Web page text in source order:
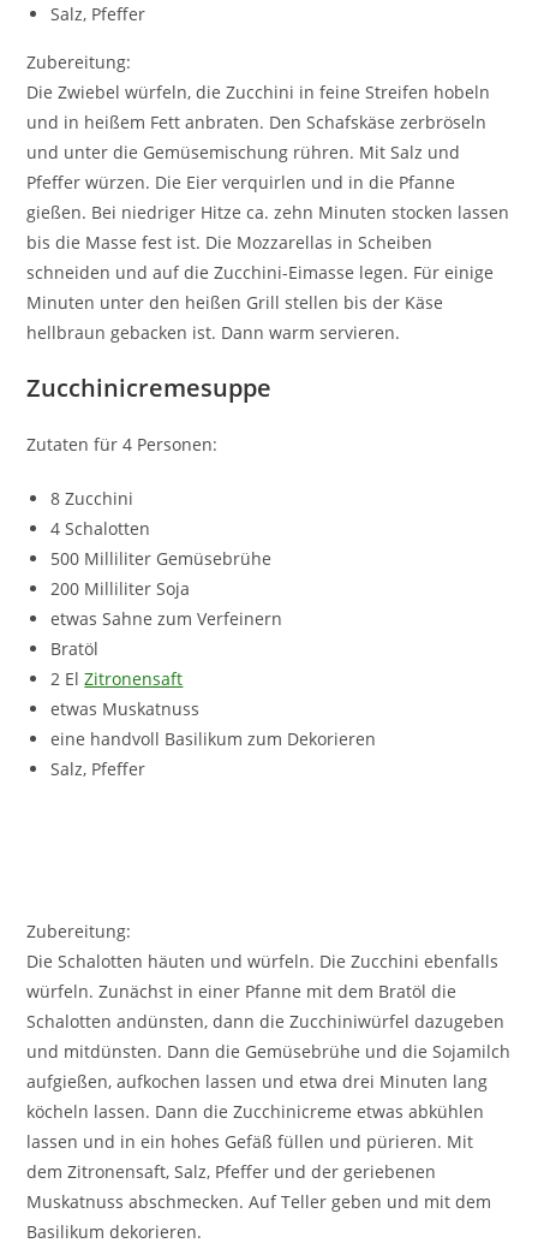
Salz, Pfeffer
Zubereitung:
Die Zwiebel würfeln, die Zucchini in feine Streifen hobeln
und in heißem Fett anbraten. Den Schafskäse zerbröseln
und unter die Gemüsemischung rühren. Mit Salz und
Pfeffer würzen. Die Eier verquirlen und in die Pfanne
gießen. Bei niedriger Hitze ca. zehn Minuten stocken lassen
bis die Masse fest ist. Die Mozzarellas in Scheiben
schneiden und auf die Zucchini-Eimasse legen. Für einige
Minuten unter den heißen Grill stellen bis der Käse
hellbraun gebacken ist. Dann warm servieren.
Zucchinicremesuppe
Zutaten für 4 Personen:
8 Zucchini
4 Schalotten
500 Milliliter Gemüsebrühe
200 Milliliter Soja
etwas Sahne zum Verfeinern
Bratöl
2 ElZitronensaft
etwas Muskatnuss
eine handvoll Basilikum zum Dekorieren
Salz, Pfeffer
Zubereitung:
Die Schalotten häuten und würfeln. Die Zucchini ebenfalls
würfeln. Zunächst in einer Pfanne mit dem Bratöl die
Schalotten andünsten, dann die Zucchiniwürfel dazugeben
und mitdünsten. Dann die Gemüsebrühe und die Sojamilch
aufgießen, aufkochen lassen und etwa drei Minuten lang
köcheln lassen. Dann die Zucchinicreme etwas abkühlen
lassen und in ein hohes Gefäß füllen und pürieren. Mit
dem Zitronensaft, Salz, Pfeffer und der geriebenen
Muskatnuss abschmecken. Auf Teller geben und mit dem
Basilikum dekorieren.